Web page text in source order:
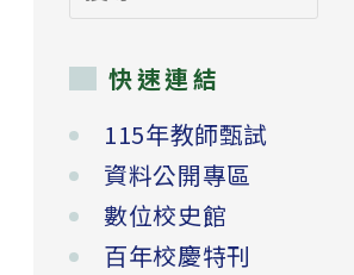
尋
快速連結
115年教師甄試
資料公開專區
數位校史館
百年校慶特刊